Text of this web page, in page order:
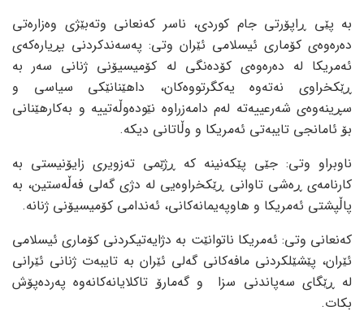
بە پێی ڕاپۆرتی جام کوردی، ناسر کەنعانی وتەبێژی وەزارەتی
دەرەوەی کۆماری ئیسلامی ئێران وتی: پەسەندکردنی بڕیارەکەی
ئەمریکا لە دەرەوەی کۆدەنگی لە کۆمیسیۆنی ژنانی سەر بە
ڕێکخراوی نەتەوە یەکگرتووەکان، داهێنانێکی سیاسی و
سڕینەوەی شەرعییەتە لەم دامەزراوە نێودەوڵەتییە و بەکارهێنانی
بۆ ئامانجی تایبەتی ئەمریکا و وڵاتانی دیکە.
ناوبراو وتی: جێی پێکەنینە کە ڕژێمی تەزویری زایۆنیستی بە
کارنامەی ڕەشی تاوانی ڕێکخراوەیی لە دژی گەلی فەڵەستین، بە
پاڵپشتی ئەمریکا و هاوپەیمانەکانی، ئەندامی کۆمیسیۆنی ژنانە.
کەنعانی وتی: ئەمریکا ناتوانێت بە دژایەتیکردنی کۆماری ئیسلامی
ئێران، پێشێلکردنی مافەکانی گەلی ئێران بە تایبەت ژنانی ئێرانی
لە ڕێگای سەپاندنی سزا و گەمارۆ تاکلایانەکانەوە پەردەپۆش
بکات.